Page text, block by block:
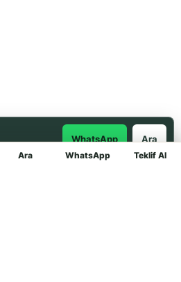
Ara WhatsApp Teklif Al
WhatsApp Ara